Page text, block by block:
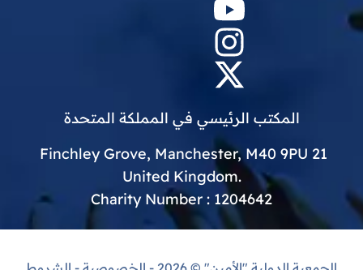
المكتب الرئيسي في المملكة المتحدة
21 Finchley Grove, Manchester, M40 9PU
.United Kingdom
Charity Number : 1204642